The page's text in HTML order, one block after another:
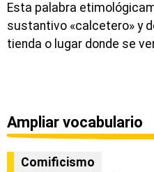
Esta palabra
sustantivo «calcetero» y
tienda o lugar donde se
Ampliar vocabulario
Comificismo